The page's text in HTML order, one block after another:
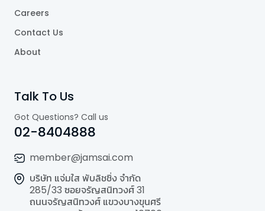
Careers
Contact Us
About
Talk To Us
Got Questions? Call us
02-8404888
member@jamsai.com
บริษัท แจ่มใส พับลิชชิ่ง จำกัด
285/33 ซอยจรัญสนิทวงศ์ 31
ถนนจรัญสนิทวงศ์ แขวงบางขุนศรี